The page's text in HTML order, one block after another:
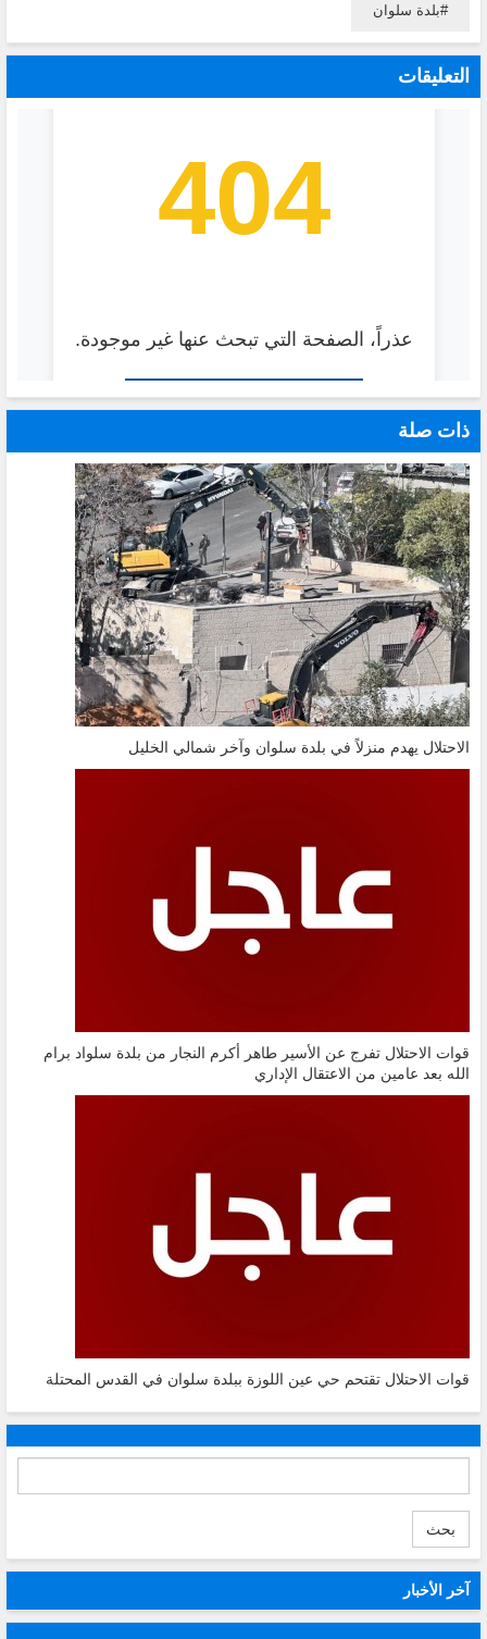
بلدة سلوان
التعليقات
ذات صلة
الاحتلال يهدم منزلاً في بلدة سلوان وآخر شمالي الخليل
قوات الاحتلال تفرج عن الأسير طاهر أكرم النجار من بلدة سلواد برام
الله بعد عامين من الاعتقال الإداري
قوات الاحتلال تقتحم حي عين اللوزة ببلدة سلوان في القدس المحتلة
بحث
آخر الأخبار